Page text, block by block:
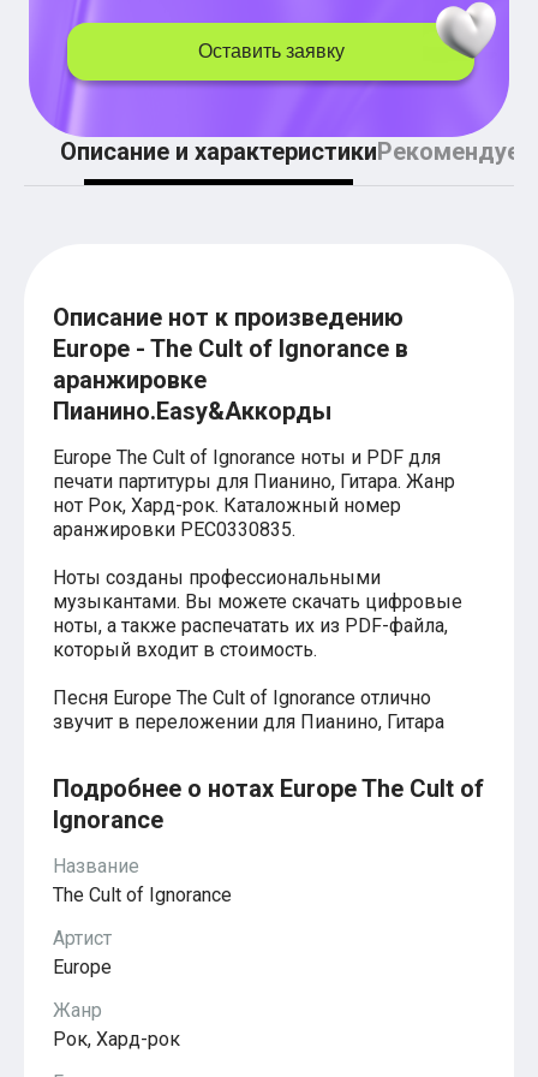
Легкие аккорды (простые песни)
Аккорды со словами (вокал)
BEARWOLF
Мари Краймбрери
Комната культуры
XOLIDAYBOY
Пицца
Анжелика Варум
Алексей Чумаков
Леонид Агутин
Саундтрек
Тематические
Из фильмов
Аватар: Путь воды
Титаник
Гарри Поттер
Реквием по мечте
Пираты Карибского моря
Сумерки
Величайший шоумен
Ла ла Ленд
Ромео и Джульетта (1968)
Король лев (2019)
Брат-2
Властелин колец: Братство Кольца
Гордость и предубеждение
Классическая музыка
Времена года - Вивальди
Времена года - Чайковский
Сонаты Бетховена
Из мультфильмов
Король лев
Оставить заявку
Описание и характеристикиРекомендуем
Описание нот к произведению
Europe - The Cult of Ignorance в
аранжировке
Пианино.Easy&Аккорды
Europe The Cult of Ignorance ноты и PDF для
печати партитуры для Пианино, Гитара. Жанр
нот Рок, Хард-рок. Каталожный номер
аранжировки PEС0330835.
Ноты созданы профессиональными
музыкантами. Вы можете скачать цифровые
ноты, а также распечатать их из PDF-файла,
который входит в стоимость.
Песня Europe The Cult of Ignorance отлично
звучит в переложении для Пианино, Гитара
Подробнее о нотах Europe The Cult of
Ignorance
Название
The Cult of Ignorance
Артист
Europe
Жанр
Рок, Хард-рок